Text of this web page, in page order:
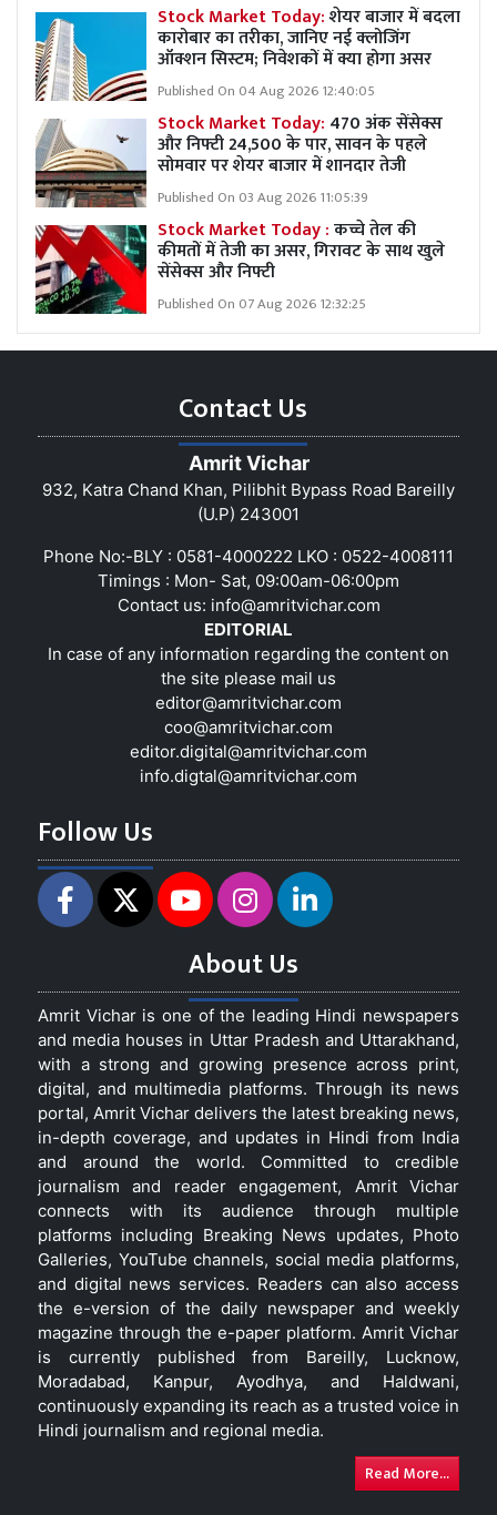
Stock Market Today:शेयर बाजार में बदला
कारोबार का तरीका, जानिए नई क्लोजिंग
ऑक्शन सिस्टम; निवेशकों में क्या होगा असर
Published On 04 Aug 2026 12:40:05
Stock Market Today: 470 अंक सेंसेक्स
और निफ्टी 24,500 के पार, सावन के पहले
सोमवार पर शेयर बाजार में शानदार तेजी
Published On 03 Aug 2026 11:05:39
Stock Market Today :कच्चे तेल की
कीमतों में तेजी का असर, गिरावट के साथ खुले
सेंसेक्स और निफ्टी
Published On 07 Aug 2026 12:32:25
Contact Us
Amrit Vichar
932, Katra Chand Khan, Pilibhit Bypass Road Bareilly
(U.P) 243001
Phone No:-BLY : 0581-4000222 LKO : 0522-4008111
Timings : Mon- Sat, 09:00am-06:00pm
Contact us: info@amritvichar.com
EDITORIAL
In case of any information regarding the content on
the site please mail us
editor@amritvichar.com
coo@amritvichar.com
editor.digital@amritvichar.com
info.digtal@amritvichar.com
Follow Us
About Us
Amrit Vichar is one of the leading Hindi newspapers
and media houses in Uttar Pradesh and Uttarakhand,
with a strong and growing presence across print,
digital, and multimedia platforms. Through its news
portal, Amrit Vichar delivers the latest breaking news,
in-depth coverage, and updates in Hindi from India
and around the world. Committed to credible
journalism and reader engagement, Amrit Vichar
connects with its audience through multiple
platforms including Breaking News updates, Photo
Galleries, YouTube channels, social media platforms,
and digital news services. Readers can also access
the e-version of the daily newspaper and weekly
magazine through the e-paper platform. Amrit Vichar
is currently published from Bareilly, Lucknow,
Moradabad, Kanpur, Ayodhya, and Haldwani,
continuously expanding its reach as a trusted voice in
Hindi journalism and regional media.
Read More...